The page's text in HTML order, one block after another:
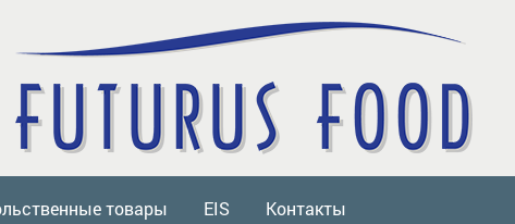
товары EIS Контакты